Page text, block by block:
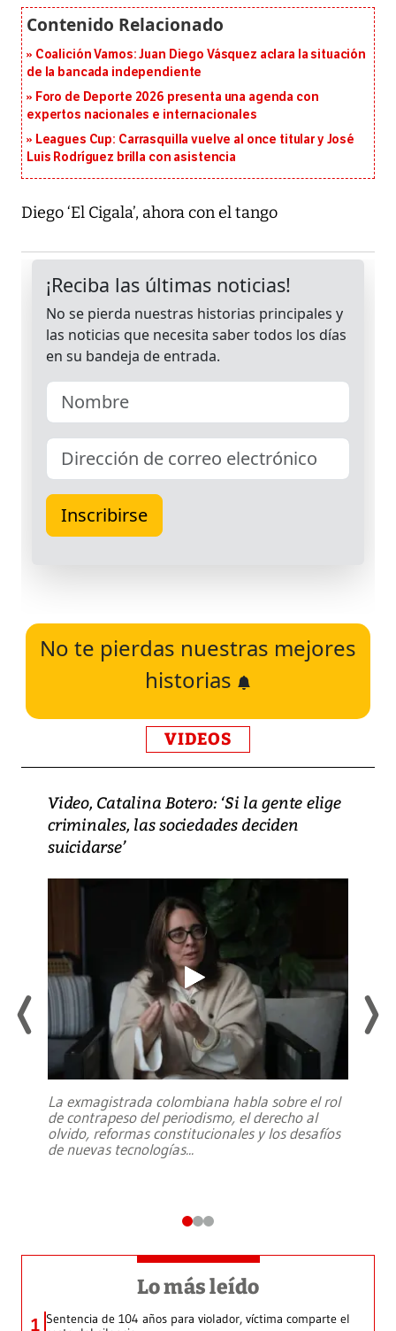
Coalición Vamos: Juan Diego Vásquez aclara la situación
de la bancada independiente
Foro de Deporte 2026 presenta una agenda con
expertos nacionales e internacionales
Leagues Cup: Carrasquilla vuelve al once titular y José
Luis Rodríguez brilla con asistencia
Diego ‘El Cigala’, ahora con el tango
No te pierdas nuestras mejores
historias
VIDEOS
Video, Catalina Botero: ‘Si la gente elige
criminales, las sociedades deciden
suicidarse’
La exmagistrada colombiana habla sobre el rol
de contrapeso del periodismo, el derecho al
olvido, reformas constitucionales y los desafíos
de nuevas tecnologías...
Lo más leído
1 Sentencia de 104 años para violador, víctima comparte el